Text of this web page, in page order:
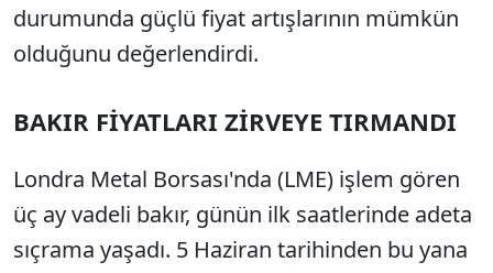
durumunda güçlü fiyat artışlarının mümkün
olduğunu değerlendirdi.
BAKIR FİYATLARI ZİRVEYE TIRMANDI
Londra Metal Borsası'nda (LME) işlem gören
üç ay vadeli bakır, günün ilk saatlerinde adeta
sıçrama yaşadı. 5 Haziran tarihinden bu yana